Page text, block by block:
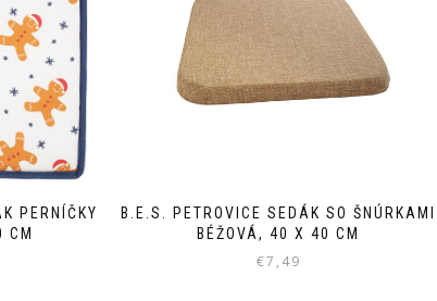
PERNÍČKY
CM
B.E.S. PETROVICE SEDÁK SO ŠNÚRKAMI
BÉŽOVÁ, 40 X 40 CM
€7,49